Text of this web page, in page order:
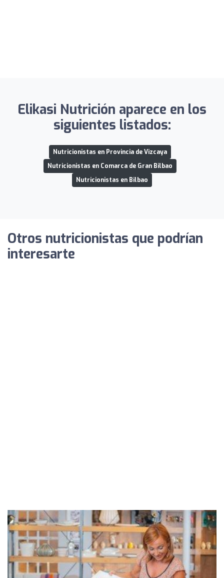
Elikasi Nutrición aparece en los
siguientes listados:
Nutricionistas en Provincia de Vizcaya
Nutricionistas en Comarca de Gran Bilbao
Nutricionistas en Bilbao
Otros nutricionistas que podrían
interesarte